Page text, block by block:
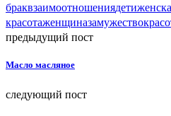
браквзаимоотношениядети
красотаженщиназамужество
предыдущий пост
Масло масляное
следующий пост